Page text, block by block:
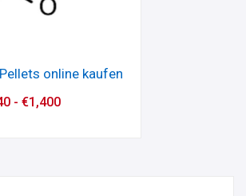
online kaufen
- €1,400